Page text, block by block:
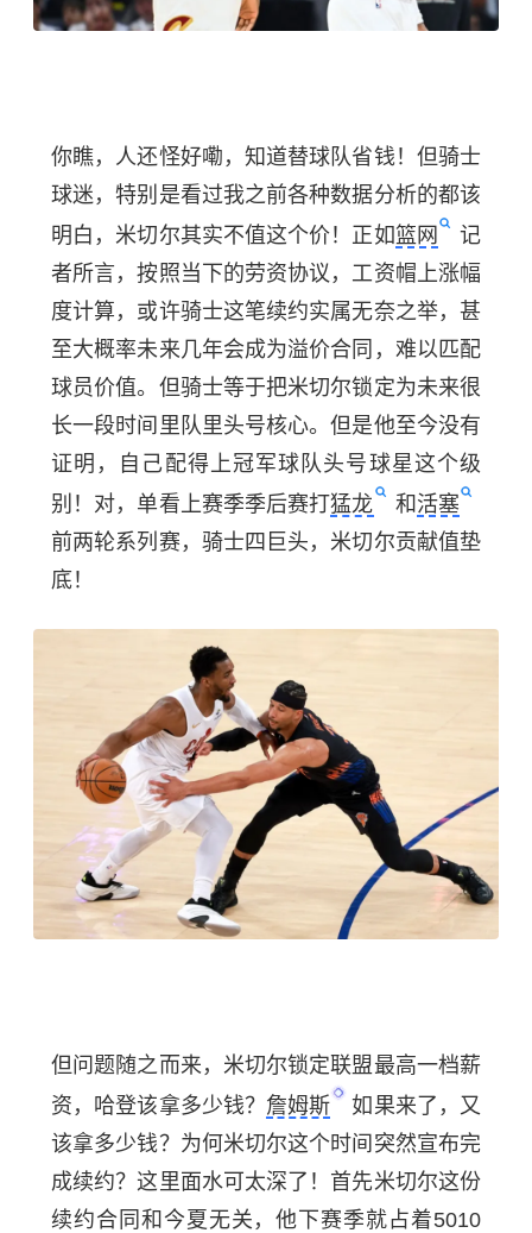
你瞧，人还怪好嘞，知道替球队省钱！但骑士
球迷，特别是看过我之前各种数据分析的都该
明白，米切尔其实不值这个价！正如篮网
记
者所言，按照当下的劳资协议，工资帽上涨幅
度计算，或许骑士这笔续约实属无奈之举，甚
至大概率未来几年会成为溢价合同，难以匹配
球员价值。但骑士等于把米切尔锁定为未来很
长一段时间里队里头号核心。但是他至今没有
证明，自己配得上冠军球队头号球星这个级
别！对，单看上赛季季后赛打猛龙 和 活塞
前两轮系列赛，骑士四巨头，米切尔贡献值垫
底！
但问题随之而来，米切尔锁定联盟最高一档薪
资，哈登该拿多少钱？ 詹姆斯
如果来了，又
该拿多少钱？为何米切尔这个时间突然宣布完
成续约？这里面水可太深了！首先米切尔这份
续约合同和今夏无关，他下赛季就占着5010